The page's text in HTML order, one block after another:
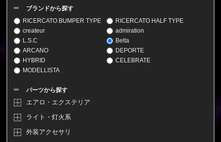
ブランドから探す
RICERCATO BUMPER TYPE
RICERCATO HALF TYPE
createur
admiration
L.S.C
Belta
ARCANO
DEPORTE
HYBRID
CELEBRATE
MODELLISTA
パーツから探す
エアロ・エクステリア
ライト・灯火系
外装アクセサリ